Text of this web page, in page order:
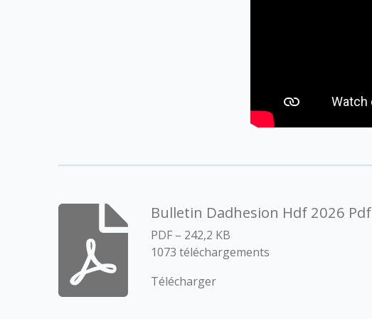
Bulletin Dadhesion Hdf 2026 Pdf
PDF – 242,2 KB
1073 téléchargements
Télécharger